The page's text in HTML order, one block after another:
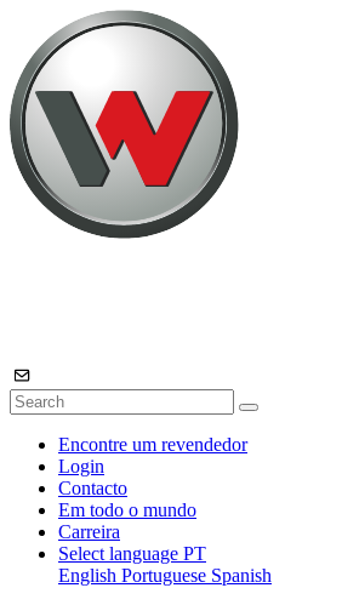
Encontre um revendedor
Login
Contacto
Em todo o mundo
Carreira
Select language PT
English Portuguese Spanish